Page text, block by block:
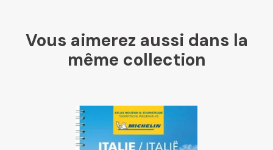
Mollat
Chapitre
Vous aimerez aussi dans la
même collection